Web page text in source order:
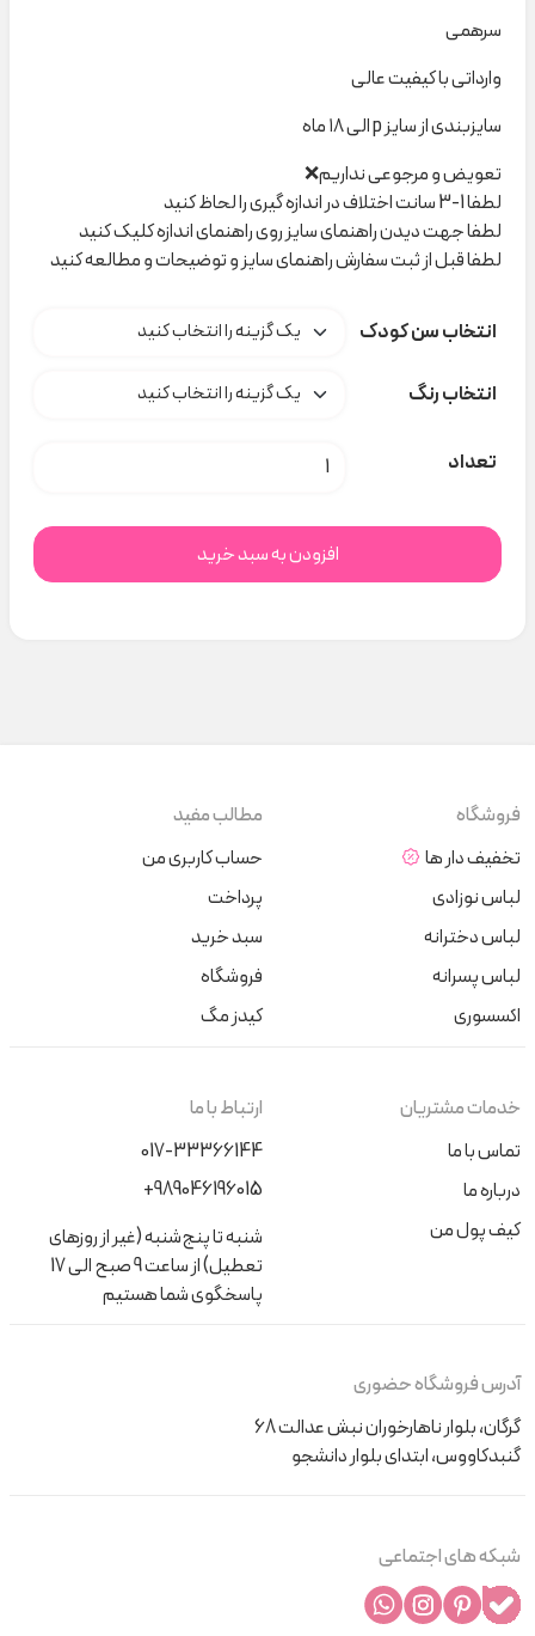
سرهمی
وارداتی با کیفیت عالی
سایزبندی از سایز p الی ۱۸ ماه
تعویض و مرجوعی نداریم❌
لطفا 1-3 سانت اختلاف در اندازه گیری را لحاظ کنید
لطفا جهت دیدن راهنمای سایز روی راهنمای اندازه کلیک کنید
لطفا قبل از ثبت سفارش راهنمای سایز و توضیحات و مطالعه کنید
انتخاب سن کودک
انتخاب رنگ
تعداد سرهمی بافت کد B000125 عدد
افزودن به سبد خرید
فروشگاه
تخفیف دار ها
لباس نوزادی
لباس دخترانه
لباس پسرانه
اکسسوری
مطالب مفید
حساب کاربری من
پرداخت
سبد خرید
فروشگاه
کیدز مگ
خدمات مشتریان
تماس با ما
درباره ما
کیف پول من
ارتباط با ما
017-33366144
+989046196015
شنبه تا پنج‌شنبه (غیر از روزهای
تعطیل) از ساعت 9 صبح الی 17
پاسخگوی شما هستیم
آدرس فروشگاه حضوری
گرگان، بلوار ناهارخوران نبش عدالت 68
گنبدکاووس، ابتدای بلوار دانشجو
شبکه های اجتماعی